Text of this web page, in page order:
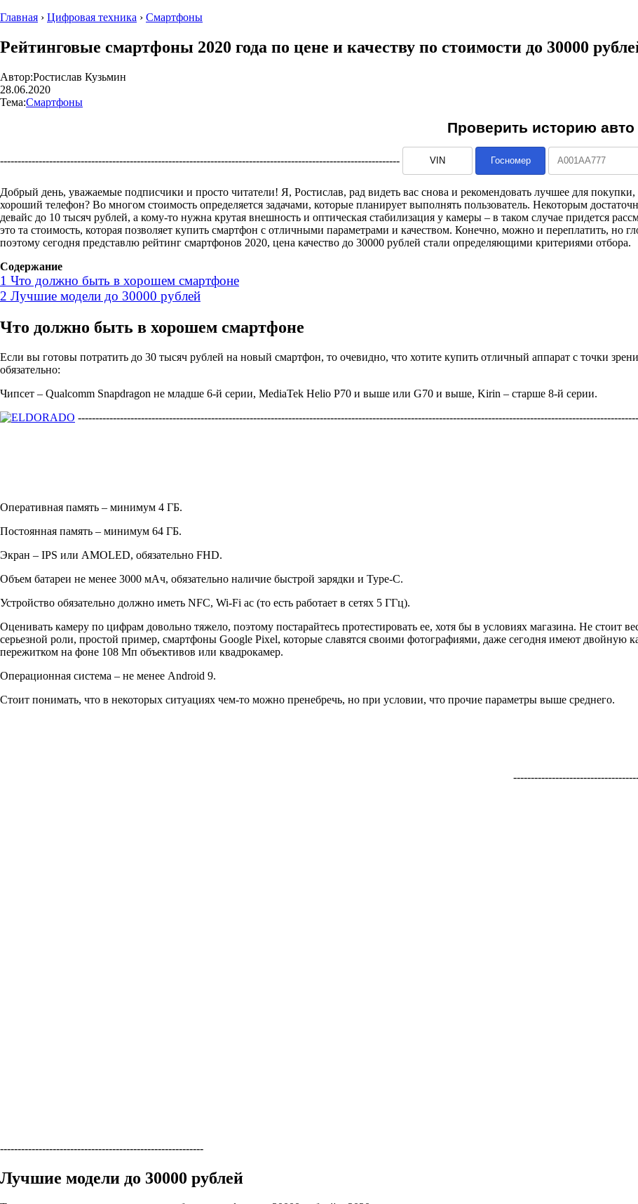
Главная › Цифровая техника › Смартфоны
Рейтинговые смартфоны 2020 года по цене и качеству по стоимости до 30000
Автор:Ростислав Кузьмин
28.06.2020
Тема:Смартфоны
------------------------------------------------------------------------------------------------------------------
Добрый день, уважаемые подписчики и просто читатели! Я, Ростислав, рад видеть вас снова и рекомендовать лучшее для
хороший телефон? Во многом стоимость определяется задачами, которые планирует выполнять пользователь. Некоторым
девайс до 10 тысяч рублей, а кому-то нужна крутая внешность и оптическая стабилизация у камеры – в таком случае придется
это та стоимость, которая позволяет купить смартфон с отличными параметрами и качеством. Конечно, можно и переплатить, но
поэтому сегодня представлю рейтинг смартфонов 2020, цена качество до 30000 рублей стали определяющими критериями отбора.
Содержание
1 Что должно быть в хорошем смартфоне
2 Лучшие модели до 30000 рублей
Что должно быть в хорошем смартфоне
Если вы готовы потратить до 30 тысяч рублей на новый смартфон, то очевидно, что хотите купить отличный аппарат с точки
обязательно:
Чипсет – Qualcomm Snapdragon не младше 6-й серии, MediaTek Helio P70 и выше или G70 и выше, Kirin – старше 8-й серии.
Оперативная память – минимум 4 ГБ.
Постоянная память – минимум 64 ГБ.
Экран – IPS или AMOLED, обязательно FHD.
Объем батареи не менее 3000 мАч, обязательно наличие быстрой зарядки и Type-С.
Устройство обязательно должно иметь NFC, Wi-Fi ac (то есть работает в сетях 5 ГГц).
Оценивать камеру по цифрам довольно тяжело, поэтому постарайтесь протестировать ее, хотя бы в условиях магазина. Не стоит
серьезной роли, простой пример, смартфоны Google Pixel, которые славятся своими фотографиями, даже сегодня имеют двойную
пережитком на фоне 108 Мп объективов или квадрокамер.
Операционная система – не менее Android 9.
Стоит понимать, что в некоторых ситуациях чем-то можно пренебречь, но при условии, что прочие параметры выше среднего.
----------------------------------------------------------
Лучшие модели до 30000 рублей